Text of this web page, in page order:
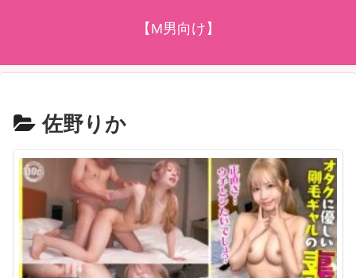
【M男向け】
佐野りか